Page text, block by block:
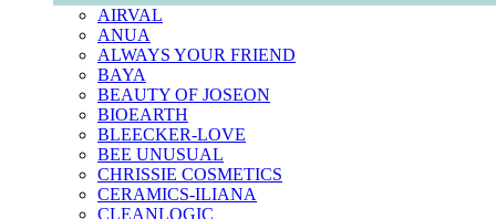
AIRVAL
ANUA
ALWAYS YOUR FRIEND
BAYA
BEAUTY OF JOSEON
BIOEARTH
BLEECKER-LOVE
BEE UNUSUAL
CHRISSIE COSMETICS
CERAMICS-ILIANA
CLEANLOGIC